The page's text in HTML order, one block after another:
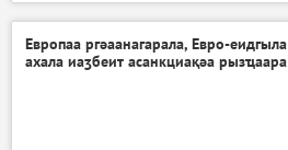
Европаа ргәаанагарала, Евро-еидгыла
ахала иаӡбеит асанкциақәа рызҵаара